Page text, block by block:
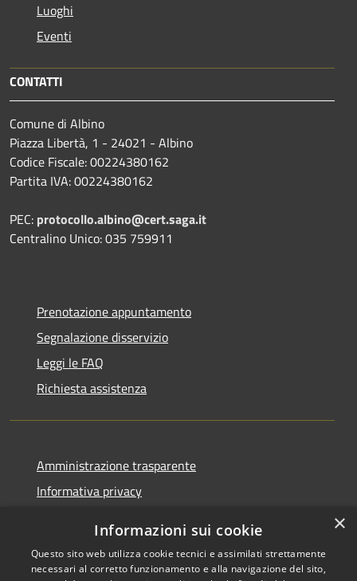
Luoghi
Eventi
CONTATTI
Comune di Albino
Piazza Libertà, 1 - 24021 - Albino
Codice Fiscale: 00224380162
Partita IVA: 00224380162
PEC: protocollo.albino@cert.saga.it
Centralino Unico: 035 759911
Prenotazione appuntamento
Segnalazione disservizio
Leggi le FAQ
Richiesta assistenza
Amministrazione trasparente
Informativa privacy
Dichiarazione di accessibilità
×
Informazioni sui cookie
Questo sito web utilizza cookie tecnici e assimilati strettamente
necessari al corretto funzionamento e alla navigazione del sito,